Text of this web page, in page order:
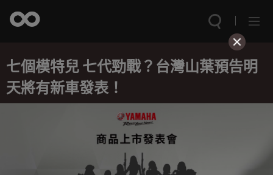
七個模特兒 七代勁戰？台灣山葉預告明
天將有新車發表！